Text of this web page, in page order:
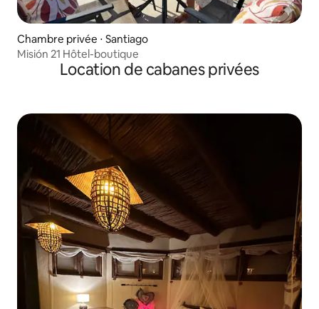
Chambre privée ⋅ Santiago
Misión 21 Hôtel-boutique
Location de cabanes privées